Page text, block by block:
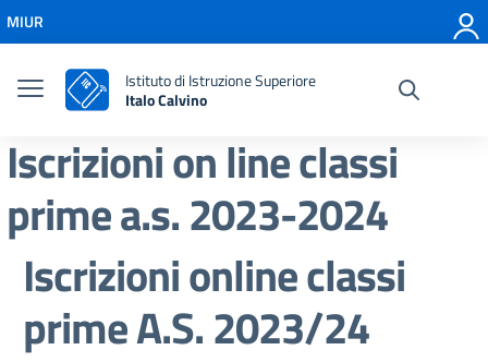
Vai al menu di navigazione
Vai al footer
MIUR
Istituto di Istruzione Superiore
Italo Calvino
Iscrizioni on line classi
prime a.s. 2023-2024
Iscrizioni online classi
prime A.S. 2023/24